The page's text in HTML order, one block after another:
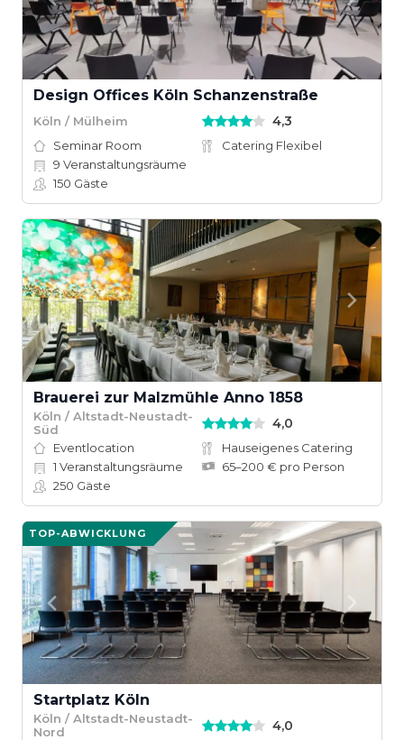
Design Offices Köln Schanzenstraße
Köln / Mülheim 4,3
Seminar Room
Catering Flexibel
9 Veranstaltungsräume
150 Gäste
Brauerei zur Malzmühle Anno 1858
Köln / Altstadt-Neustadt-
Süd
4,0
Eventlocation
Hauseigenes Catering
1 Veranstaltungsräume
65–200 € pro Person
250 Gäste
TOP-ABWICKLUNG
Startplatz Köln
Köln / Altstadt-Neustadt-
Nord
4,0